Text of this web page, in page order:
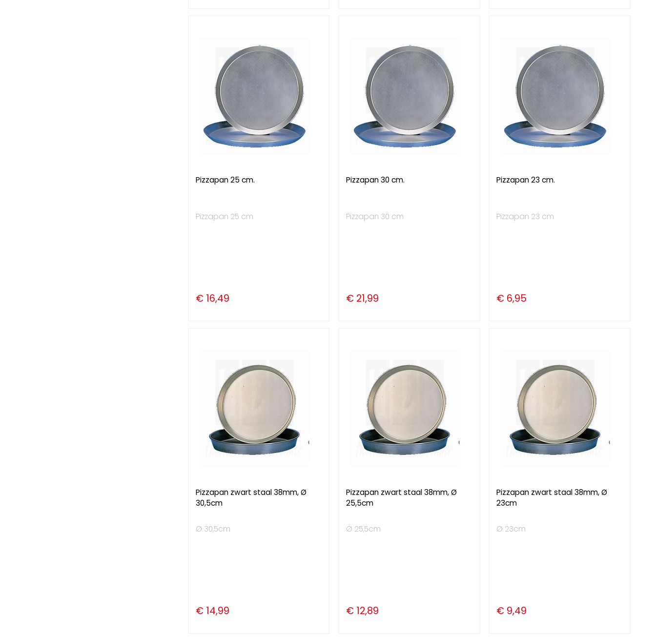
Pizzapan 25 cm.
Pizzapan 25 cm
€ 16,49
Pizzapan 30 cm.
Pizzapan 30 cm
€ 21,99
Pizzapan 23 cm.
Pizzapan 23 cm
€ 6,95
Pizzapan zwart staal 38mm, Ø
30,5cm
Ø 30,5cm
€ 14,99
Pizzapan zwart staal 38mm, Ø
25,5cm
Ø 25,5cm
€ 12,89
Pizzapan zwart staal 38mm, Ø
23cm
Ø 23cm
€ 9,49